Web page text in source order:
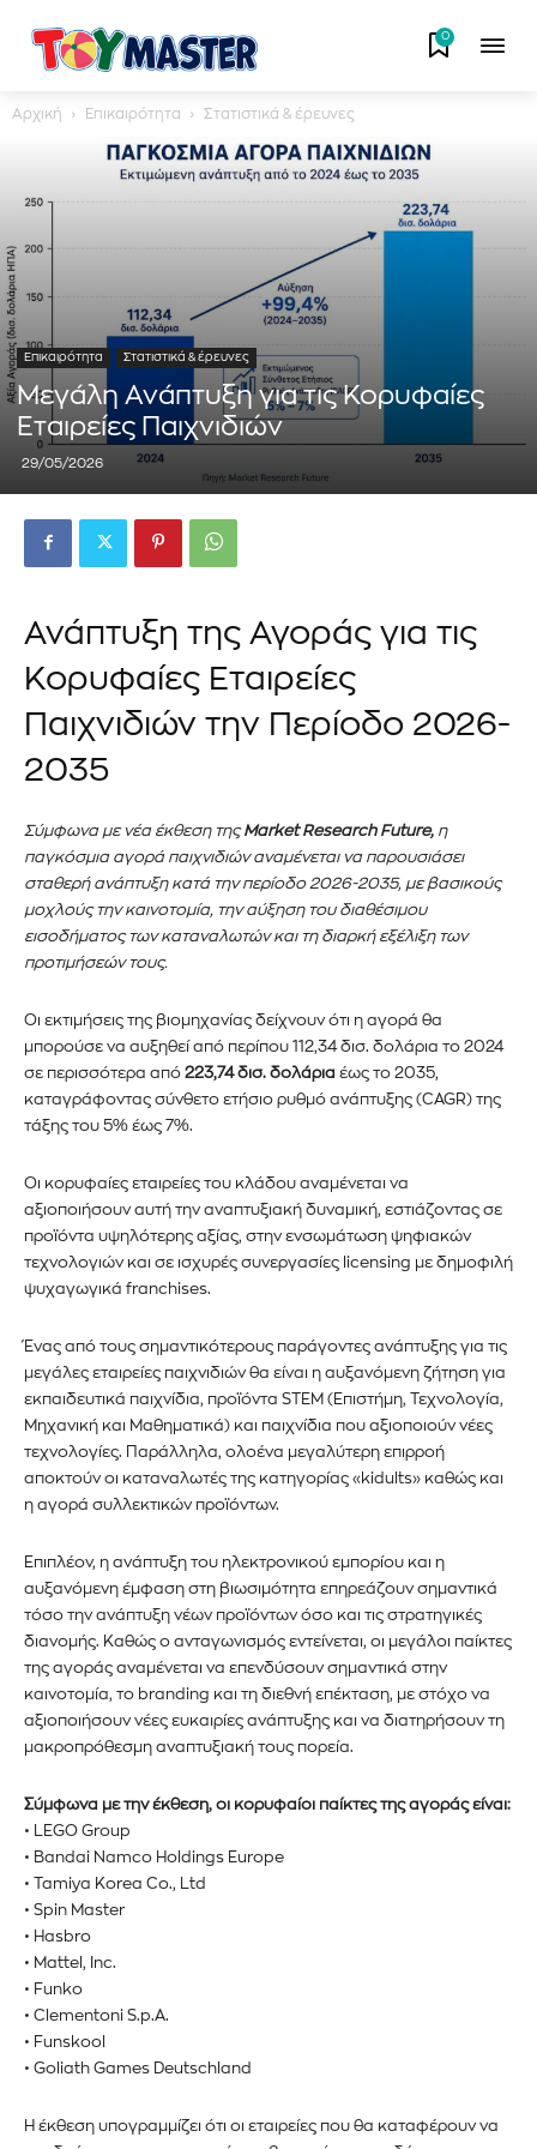
0
Αρχική Επικαιρότητα Στατιστικά & έρευνες
Επικαιρότητα Στατιστικά & έρευνες
Μεγάλη Ανάπτυξη για τις Κορυφαίες
Εταιρείες Παιχνιδιών
29/05/2026
Ανάπτυξη της Αγοράς για τις
Κορυφαίες Εταιρείες
Παιχνιδιών την Περίοδο 2026-
2035
Σύμφωνα με νέα έκθεση τηςMarket Research Future, η
παγκόσμια αγορά παιχνιδιών αναμένεται να παρουσιάσει
σταθερή ανάπτυξη κατά την περίοδο 2026-2035, με βασικούς
μοχλούς την καινοτομία, την αύξηση του διαθέσιμου
εισοδήματος των καταναλωτών και τη διαρκή εξέλιξη των
προτιμήσεών τους.
Οι εκτιμήσεις της βιομηχανίας δείχνουν ότι η αγορά θα
μπορούσε να αυξηθεί από περίπου 112,34 δισ. δολάρια το 2024
σε περισσότερα από 223,74 δισ. δολάρια έως το 2035,
καταγράφοντας σύνθετο ετήσιο ρυθμό ανάπτυξης (CAGR) της
τάξης του 5% έως 7%.
Οι κορυφαίες εταιρείες του κλάδου αναμένεται να
αξιοποιήσουν αυτή την αναπτυξιακή δυναμική, εστιάζοντας σε
προϊόντα υψηλότερης αξίας, στην ενσωμάτωση ψηφιακών
τεχνολογιών και σε ισχυρές συνεργασίες licensing με δημοφιλή
ψυχαγωγικά franchises.
Ένας από τους σημαντικότερους παράγοντες ανάπτυξης για τις
μεγάλες εταιρείες παιχνιδιών θα είναι η αυξανόμενη ζήτηση για
εκπαιδευτικά παιχνίδια, προϊόντα STEM (Επιστήμη, Τεχνολογία,
Μηχανική και Μαθηματικά) και παιχνίδια που αξιοποιούν νέες
τεχνολογίες. Παράλληλα, ολοένα μεγαλύτερη επιρροή
αποκτούν οι καταναλωτές της κατηγορίας «kidults» καθώς και
η αγορά συλλεκτικών προϊόντων.
Επιπλέον, η ανάπτυξη του ηλεκτρονικού εμπορίου και η
αυξανόμενη έμφαση στη βιωσιμότητα επηρεάζουν σημαντικά
τόσο την ανάπτυξη νέων προϊόντων όσο και τις στρατηγικές
διανομής. Καθώς ο ανταγωνισμός εντείνεται, οι μεγάλοι παίκτες
της αγοράς αναμένεται να επενδύσουν σημαντικά στην
καινοτομία, το branding και τη διεθνή επέκταση, με στόχο να
αξιοποιήσουν νέες ευκαιρίες ανάπτυξης και να διατηρήσουν τη
μακροπρόθεσμη αναπτυξιακή τους πορεία.
Σύμφωνα με την έκθεση, οι κορυφαίοι παίκτες της αγοράς είναι:
• LEGO Group
• Bandai Namco Holdings Europe
• Tamiya Korea Co., Ltd
• Spin Master
• Hasbro
• Mattel, Inc.
• Funko
• Clementoni S.p.A.
• Funskool
• Goliath Games Deutschland
Η έκθεση υπογραμμίζει ότι οι εταιρείες που θα καταφέρουν να